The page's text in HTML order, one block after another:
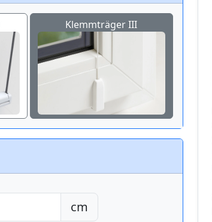
Klemmträger III
cm